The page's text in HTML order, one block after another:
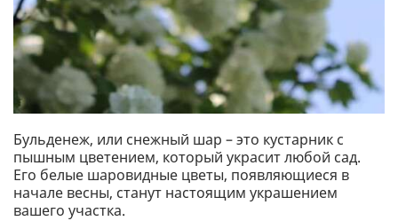
Бульденеж, или снежный шар – это кустарник с
пышным цветением, который украсит любой сад.
Его белые шаровидные цветы, появляющиеся в
начале весны, станут настоящим украшением
вашего участка.